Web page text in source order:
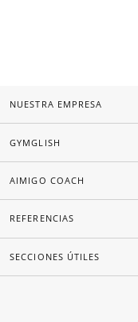
NUESTRA EMPRESA
GYMGLISH
AIMIGO COACH
REFERENCIAS
SECCIONES ÚTILES